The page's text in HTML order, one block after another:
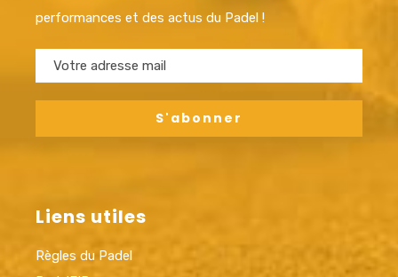
performances et des actus du Padel !
Liens utiles
Règles du Padel